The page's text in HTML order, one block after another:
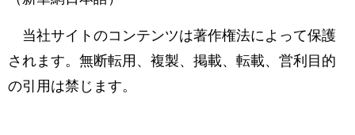
当社サイトのコンテンツは著作権法によって保護
されます。無断転用、複製、掲載、転載、営利目的
の引用は禁じます。